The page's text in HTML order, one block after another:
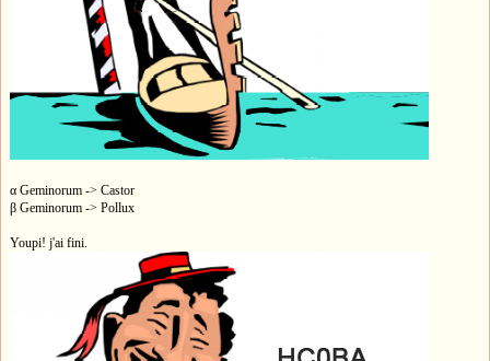
α Geminorum -> Castor
β Geminorum -> Pollux
Youpi! j'ai fini.